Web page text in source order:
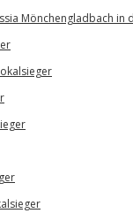
Mönchengladbach in